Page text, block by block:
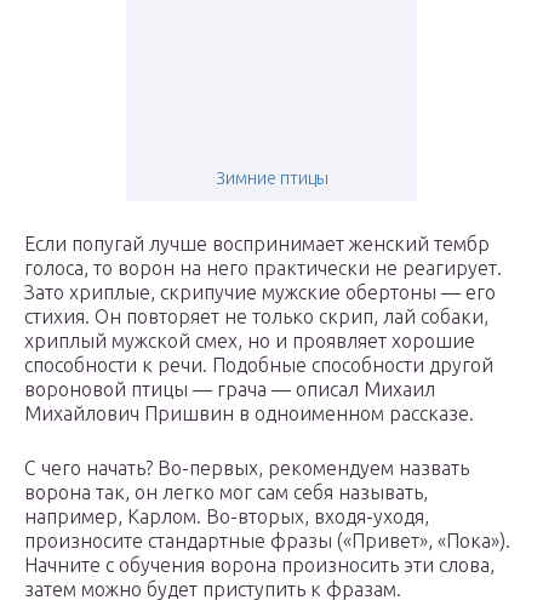
Зимние птицы
Если попугай лучше воспринимает женский тембр
голоса, то ворон на него практически не реагирует.
Зато хриплые, скрипучие мужские обертоны — его
стихия. Он повторяет не только скрип, лай собаки,
хриплый мужской смех, но и проявляет хорошие
способности к речи. Подобные способности другой
вороновой птицы — грача — описал Михаил
Михайлович Пришвин в одноименном рассказе.
С чего начать? Во-первых, рекомендуем назвать
ворона так, он легко мог сам себя называть,
например, Карлом. Во-вторых, входя-уходя,
произносите стандартные фразы («Привет», «Пока»).
Начните с обучения ворона произносить эти слова,
затем можно будет приступить к фразам.